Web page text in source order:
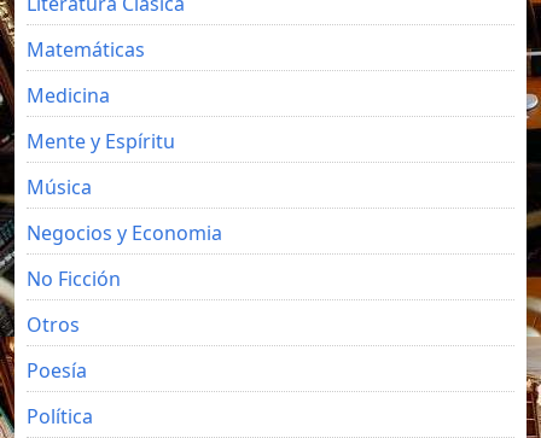
Matemáticas
Medicina
Mente y Espíritu
Música
Negocios y Economia
No Ficción
Otros
Poesía
Política